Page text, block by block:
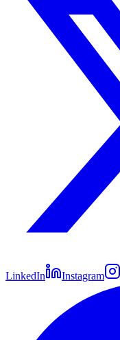
LinkedIn Instagram